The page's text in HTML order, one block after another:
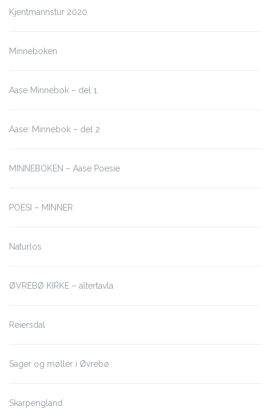
Kjentmannstur 2020
Minneboken
Aase Minnebok – del 1
Aase: Minnebok – del 2
MINNEBOKEN – Aase Poesie
POESI – MINNER
Naturlos
ØVREBØ KIRKE – altertavla
Reiersdal
Sager og møller i Øvrebø
Skarpengland